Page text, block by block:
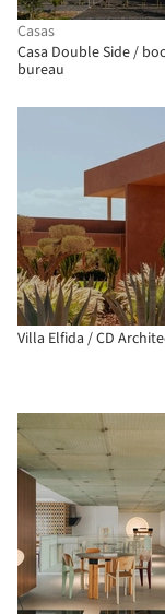
Casas
Casa Double Side /
bureau
Villa Elfida / CD